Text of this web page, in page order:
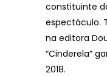
constituinte
espectáculo.
na editora
“Cinderela”
2018.